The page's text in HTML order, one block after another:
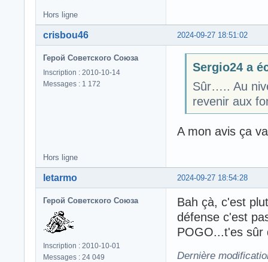
Hors ligne
2024-09-27 18:51:02
crisbou46
Герой Советского Союза
Inscription : 2010-10-14
Messages : 1 172
Sergio24 a
Sûr….. Au
revenir aux
A mon avis ça
Hors ligne
2024-09-27 18:54:28
letarmo
Герой Советского Союза
Inscription : 2010-10-01
Messages : 24 049
Bah çà, c'est
défense c'est
POGO...t'es
Dernière